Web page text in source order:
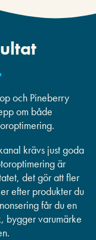
och Pineberry
om både
krävs just goda
är
det gör att fler
efter produkter du
får du en
bygger varumärke